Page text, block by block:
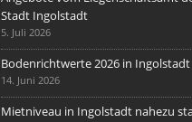
Stadt Ingolstadt
5. Juli 2026
Bodenrichtwerte 2026 in Ingolstadt
14. Juni 2026
Mietniveau in Ingolstadt nahezu